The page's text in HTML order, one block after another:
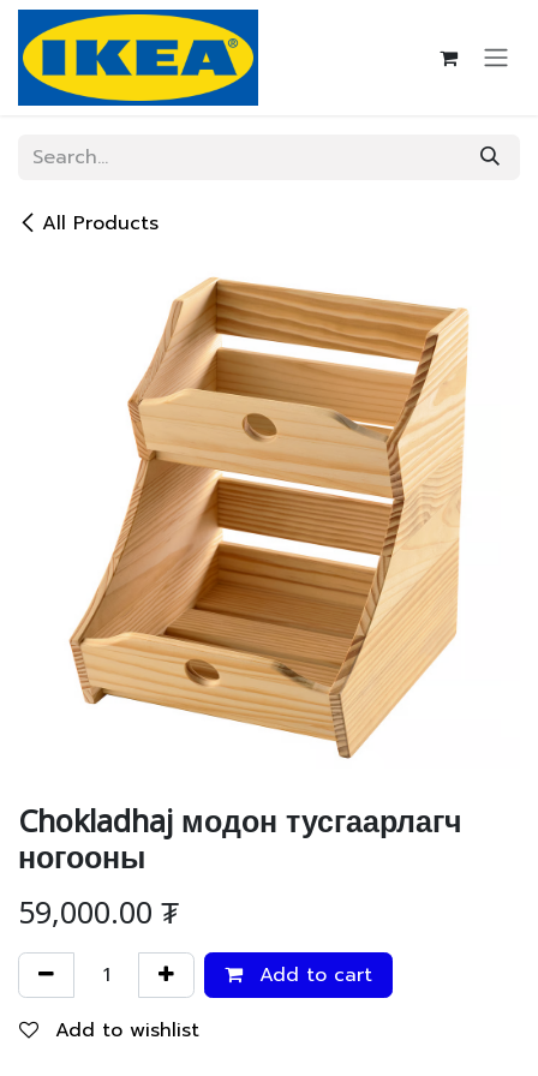
Skip to Content
All Products
Chokladhaj модон тусгаарлагч
ногооны
59,000.00₮
Add to cart
Add to wishlist